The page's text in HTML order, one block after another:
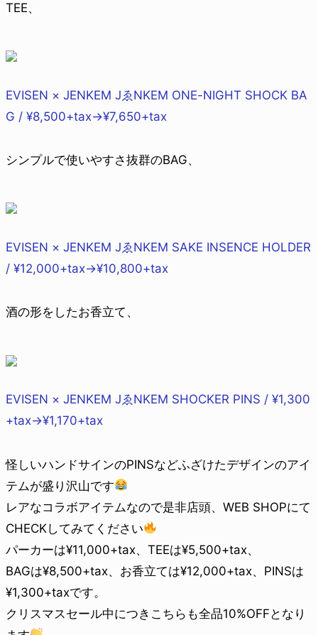
TEE、
EVISEN × JENKEM JゑNKEM ONE-NIGHT SHOCK BA
G / ¥8,500+tax→¥7,650+tax
シンプルで使いやすさ抜群のBAG、
EVISEN × JENKEM JゑNKEM SAKE INSENCE HOLDER
/ ¥12,000+tax→¥10,800+tax
酒の形をしたお香立て、
EVISEN × JENKEM JゑNKEM SHOCKER PINS / ¥1,300
+tax→¥1,170+tax
怪しいハンドサインのPINSなどふざけたデザインのアイ
テムが盛り沢山です
レアなコラボアイテムなので是非店頭、WEB SHOPにて
CHECKしてみてください
パーカーは¥11,000+tax、TEEは¥5,500+tax、
BAGは¥8,500+tax、お香立ては¥12,000+tax、PINSは
¥1,300+taxです。
クリスマスセール中につきこちらも全品10%OFFとなり